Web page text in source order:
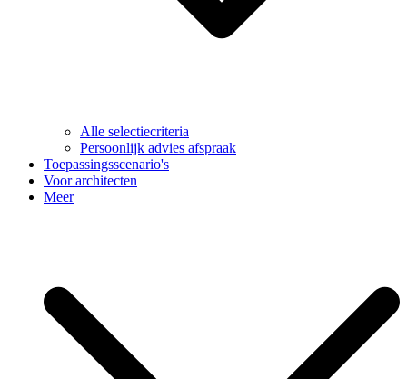
Alle selectiecriteria
Persoonlijk advies afspraak
Toepassingsscenario's
Voor architecten
Meer